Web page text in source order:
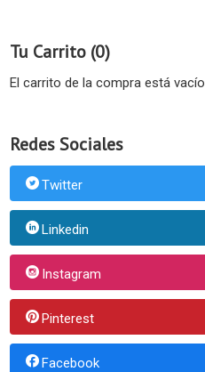
Tu Carrito (0)
El carrito de la compra está vacío
Redes Sociales
Twitter
Linkedin
Instagram
Pinterest
Facebook